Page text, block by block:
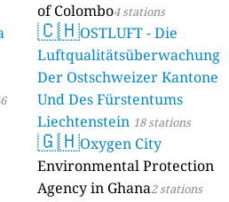
of Colombo4 stations
🇨🇭OSTLUFT - Die
Luftqualitätsüberwachung
Der Ostschweizer Kantone
Und Des Fürstentums
Liechtenstein 18 stations
🇬🇭Oxygen City
Environmental Protection
Agency in Ghana2 stations